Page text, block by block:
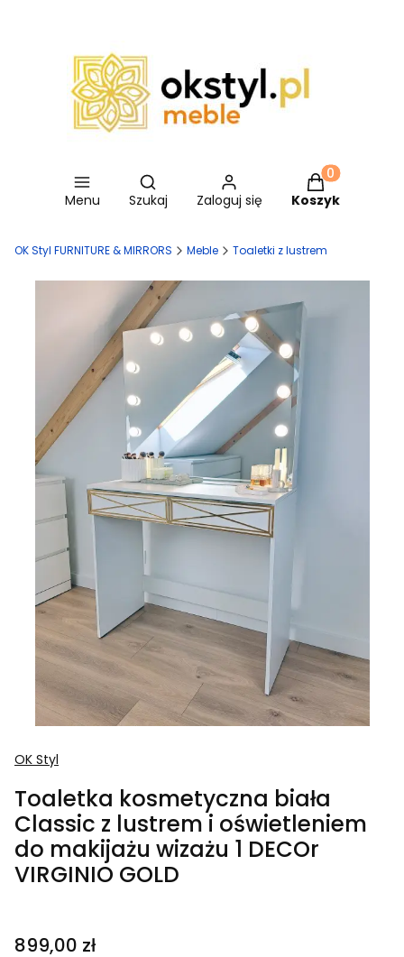
Menu
Otwórz wyszukiwarkę
Szukaj Zaloguj się
Produkty w
Koszyk
OK Styl FURNITURE & MIRRORS Meble Toaletki z lustrem
OK Styl
Toaletka kosmetyczna biała
Classic z lustrem i oświetleniem
do makijażu wizażu 1 DECOr
VIRGINIO GOLD
Cena
899,00 zł